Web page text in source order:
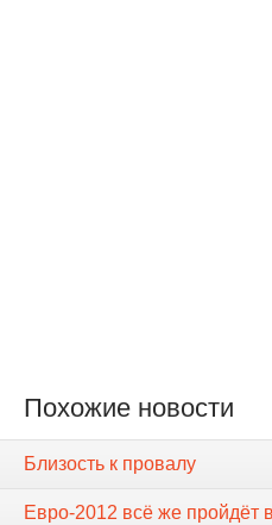
Похожие новости
Близость к провалу
Евро-2012 всё же пройдёт